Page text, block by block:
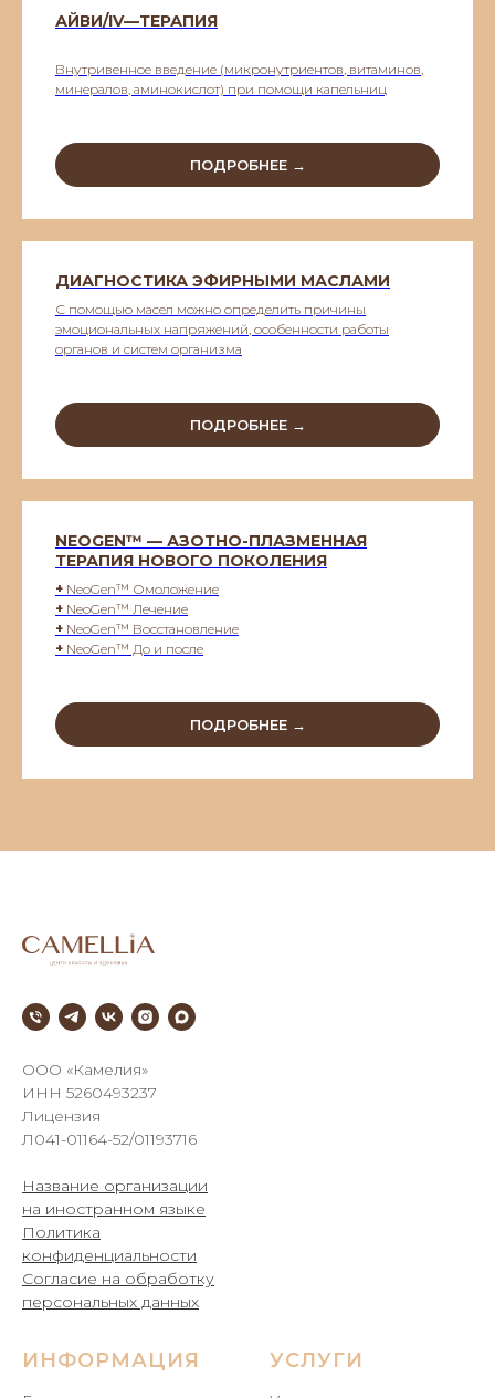
АЙВИ/IV—ТЕРАПИЯ
Внутривенное введение (микронутриентов, витаминов,
минералов, аминокислот) при помощи капельниц
ПОДРОБНЕЕ →
ДИАГНОСТИКА ЭФИРНЫМИ МАСЛАМИ
С помощью масел можно определить причины
эмоциональных напряжений, особенности работы
органов и систем организма
ПОДРОБНЕЕ →
NEOGEN™ — АЗОТНО-ПЛАЗМЕННАЯ
ТЕРАПИЯ НОВОГО ПОКОЛЕНИЯ
+ NeoGen™ Омоложение
+ NeoGen™ Лечение
+ NeoGen™ Восстановление
+ NeoGen™ До и после
ПОДРОБНЕЕ →
ООО «Камелия»
ИНН 5260493237
Лицензия
Л041-01164-52/01193716
Название организации
на иностранном языке
Политика
конфиденциальности
Согласие на обработку
персональных данных
ИНФОРМАЦИЯ УСЛУГИ